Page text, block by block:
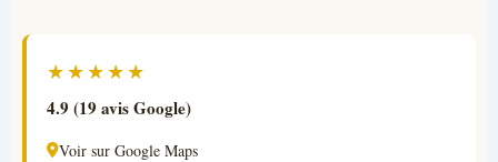
★★★★★
4.9 (19 avis Google)
Voir sur Google Maps